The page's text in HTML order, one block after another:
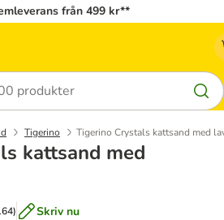
från 499 kr**
Tigerino Tigerino Crystals kattsand med
kattsand med
) Skriv nu